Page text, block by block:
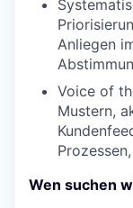
Anliegen
Voice of
Mustern,
Wen suchen